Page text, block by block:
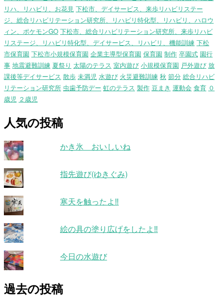
リハ、リハビリ、お花見 下松市、デイサービス、来歩リハビリステー
ジ、総合リハビリテーション研究所、リハビリ特化型、リハビリ、ハロウ
ィン、ポケモンGO 下松市、総合リハビリテーション研究所、来歩リハビ
リステージ、リハビリ特化型、デイサービス、リハビリ、機能訓練 下松
市保育園 下松市小規模保育園 企業主導型保育園 保育園 制作 卒園式 園行
事 地震避難訓練 夏祭り 太陽のテラス 室内遊び 小規模保育園 戸外遊び 放
課後等デイサービス 散歩 未満児 水遊び 火災避難訓練 秋 節分 総合リハビ
リテーション研究所 虫歯予防デー 虹のテラス 製作 豆まき 運動会 食育 ０
歳児 ２歳児
人気の投稿
かき氷 おいしいね
指先遊び(ゆきぐみ)
寒天を触ったよ‼
絵の具の塗り広げをしたよ‼
今日の水遊び
過去の投稿